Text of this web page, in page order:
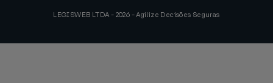
LEGISWEB LTDA - 2026 - Agilize Decisões Seguras